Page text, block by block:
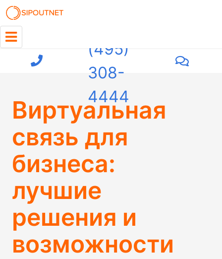
(495)
308-
4444
Виртуальная
связь для
бизнеса:
лучшие
решения и
возможности